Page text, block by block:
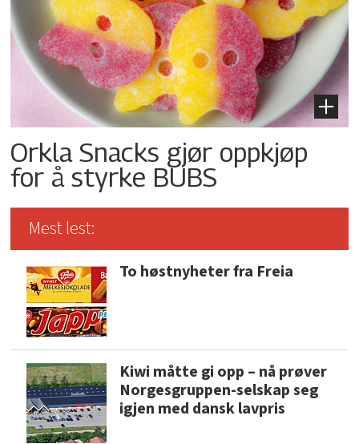
Orkla Snacks gjør oppkjøp
for å styrke BUBS
Mest lest:
To høstnyheter fra Freia
Kiwi måtte gi opp – nå prøver
Norgesgruppen-selskap seg
igjen med dansk lavpris